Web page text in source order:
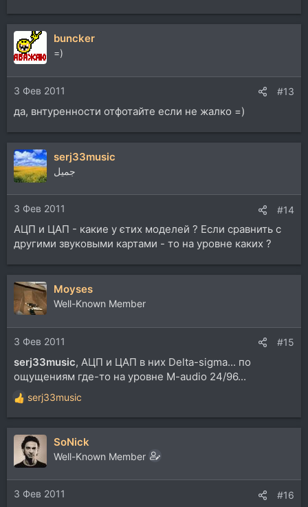
buncker
=)
3 Фев 2011 #13
да, внтуренности отфотайте если не жалко =)
serj33music
جميل
3 Фев 2011 #14
АЦП и ЦАП - какие у єтих моделей ? Если сравнить с
другими звуковыми картами - то на уровне каких ?
Moyses
Well-Known Member
3 Фев 2011 #15
serj33music, АЦП и ЦАП в них Delta-sigma... по
ощущениям где-то на уровне M-audio 24/96...
Р
е
а
и
и
:
serj33music
SoNick
Well-Known Member
3 Фев 2011 #16